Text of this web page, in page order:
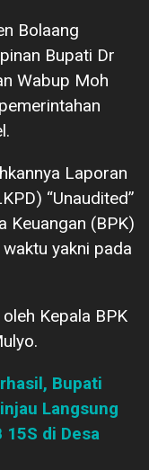
Bolaang
Bupati Dr
Wabup Moh
Laporan
“Unaudited”
Keuangan (BPK)
yakni pada
Kepala BPK
Bupati
Langsung
15S di Desa